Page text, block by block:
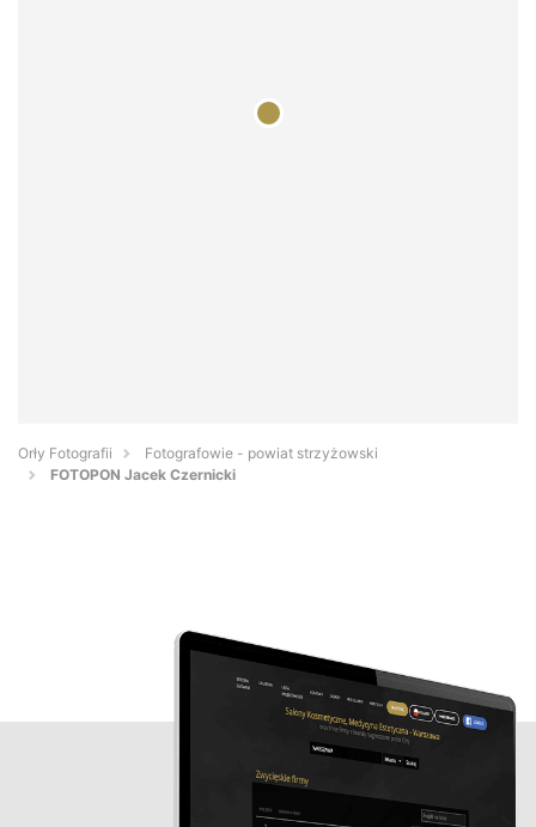
Orły Fotografii
Fotografowie - powiat strzyżowski
FOTOPON Jacek Czernicki